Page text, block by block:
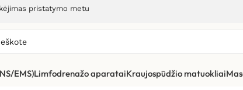
pristatymo metu
EMS)Limfodrenažo aparataiKraujospūdžio matuokliai